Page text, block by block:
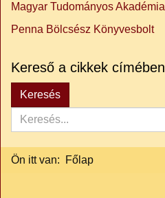
Magyar Tudományos Akadémia
Penna Bölcsész Könyvesbolt
Kereső a cikkek címében
Keresés
Ön itt van: Főlap